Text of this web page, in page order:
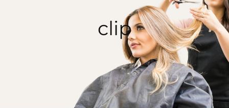
clip